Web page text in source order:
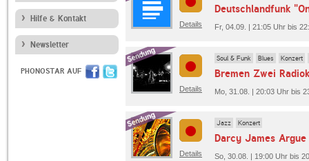
Hilfe & Kontakt
Newsletter
PHONOSTAR AUF
Details
Deutschlandfunk
Fr, 04.09. | 21:05 Uhr bis
Details
Soul & Funk Blues Konzert
Mo, 31.08. | 20:03 Uhr bis
Details
Jazz Konzert
So, 30.08. | 19:00 Uhr bis